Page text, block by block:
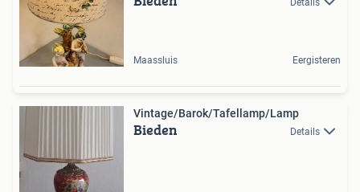
Maassluis Eergisteren
Vintage/Barok/Tafellamp/Lamp
Bieden Details